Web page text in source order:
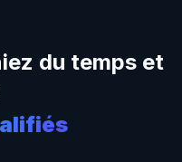
du temps et